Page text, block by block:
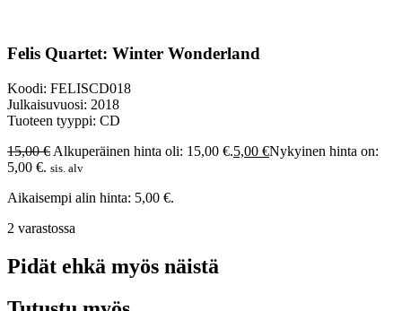
Felis Quartet: Winter Wonderland
Koodi: FELISCD018
Julkaisuvuosi: 2018
Tuoteen tyyppi: CD
15,00€ Alkuperäinen hinta oli: 15,00 €.5,00 €Nykyinen hinta on:
5,00 €. sis. alv
Aikaisempi alin hinta: 5,00 €.
2 varastossa
Pidät ehkä myös näistä